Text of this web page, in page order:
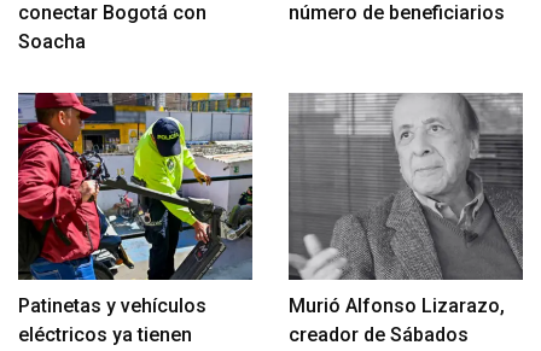
conectar Bogotá con
Soacha
número de beneficiarios
Patinetas y vehículos
eléctricos ya tienen
Murió Alfonso Lizarazo,
creador de Sábados